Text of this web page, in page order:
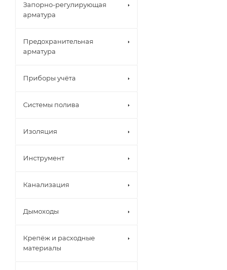
Запорно-регулирующая
арматура
Предохранительная
арматура
Приборы учёта
Системы полива
Изоляция
Инструмент
Канализация
Дымоходы
Крепёж и расходные
материалы